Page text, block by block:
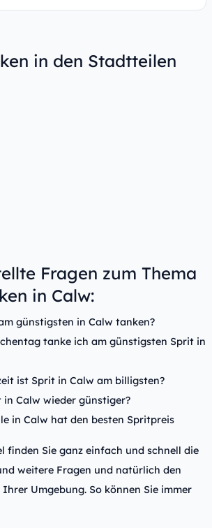
in den Stadtteilen
Fragen zum Thema
in Calw:
günstigsten in Calw tanken?
tanke ich am günstigsten Sprit in
ist Sprit in Calw am billigsten?
Calw wieder günstiger?
in Calw hat den besten Spritpreis
finden Sie ganz einfach und schnell die
weitere Fragen und natürlich den
Umgebung. So können Sie immer